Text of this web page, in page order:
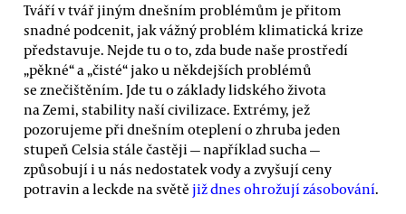
Tváří v tvář jiným dnešním problémům je přitom
snadné podcenit, jak vážný problém klimatická krize
představuje. Nejde tu o to, zda bude naše prostředí
„pěkné“ a „čisté“ jako u někdejších problémů
se znečištěním. Jde tu o základy lidského života
na Zemi, stability naší civilizace. Extrémy, jež
pozorujeme při dnešním oteplení o zhruba jeden
stupeň Celsia stále častěji — například sucha —
způsobují i u nás nedostatek vody a zvyšují ceny
potravin a leckde na světě již dnes ohrožují zásobování.